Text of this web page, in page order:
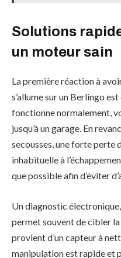
Solutions
un moteur sain
La première réaction à
s’allume sur un Berlingo
fonctionne normalement,
jusqu’à un garage. En
secousses, une forte perte
inhabituelle à
que possible afin d’éviter
Un diagnostic électronique,
permet souvent de cibler
provient d’un capteur à
manipulation est rapide et